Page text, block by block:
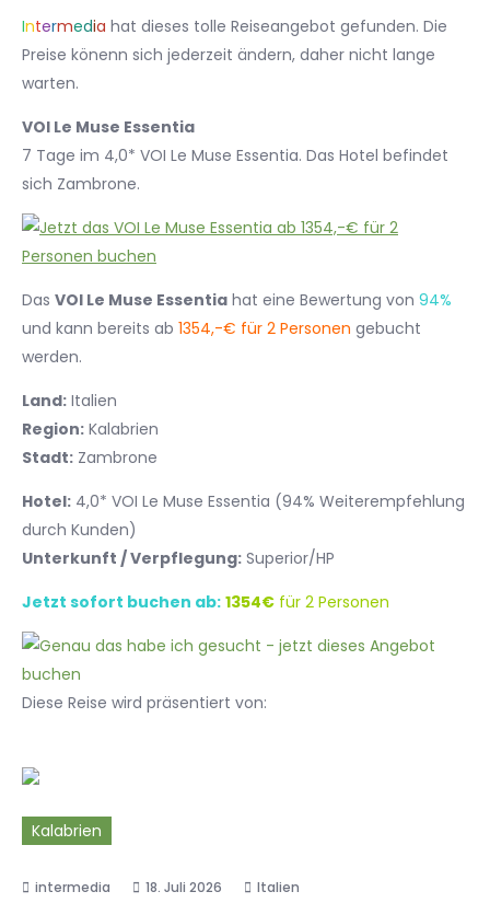
Intermedia hat dieses tolle Reiseangebot gefunden. Die
Preise könenn sich jederzeit ändern, daher nicht lange
warten.
VOI Le Muse Essentia
7 Tage im 4,0* VOI Le Muse Essentia. Das Hotel befindet
sich Zambrone.
Das VOI Le Muse Essentia hat eine Bewertung von 94%
und kann bereits ab 1354,-€ für 2 Personen gebucht
werden.
Land: Italien
Region: Kalabrien
Stadt: Zambrone
Hotel: 4,0* VOI Le Muse Essentia (94% Weiterempfehlung
durch Kunden)
Unterkunft / Verpflegung: Superior/HP
Jetzt sofort buchen ab: 1354€ für 2 Personen
Diese Reise wird präsentiert von:
Kalabrien
18. Juli 2026 Italien